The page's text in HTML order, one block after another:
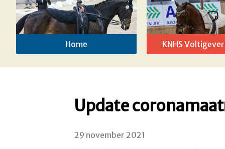
Home KNHS
Update
29 november 2021